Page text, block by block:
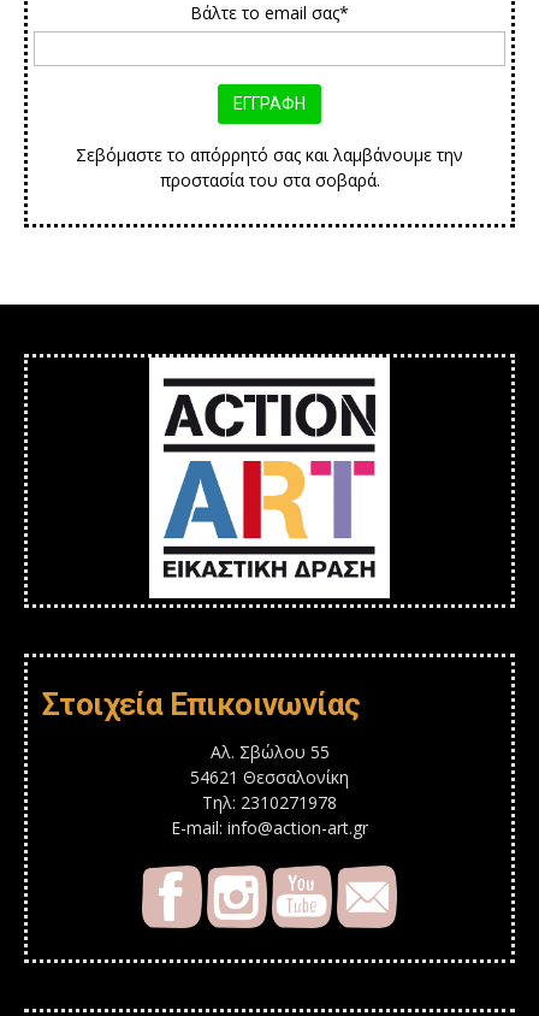
Βάλτε το email σας*
Σεβόμαστε το απόρρητό σας και λαμβάνουμε την
προστασία του στα σοβαρά.
Στοιχεία Επικοινωνίας
Αλ. Σβώλου 55
54621 Θεσσαλονίκη
Τηλ: 2310271978
E-mail: info@action-art.gr